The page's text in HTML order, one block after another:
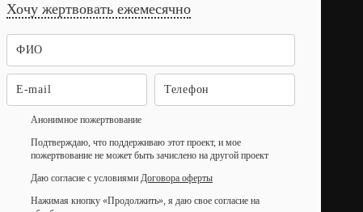
Хочу жертвовать ежемесячно
Анонимное пожертвование
Подтверждаю, что поддерживаю этот проект, и мое
пожертвование не может быть зачислено на другой проект
Даю согласие с условиями Договора оферты
Нажимая кнопку «Продолжить», я даю свое согласие на